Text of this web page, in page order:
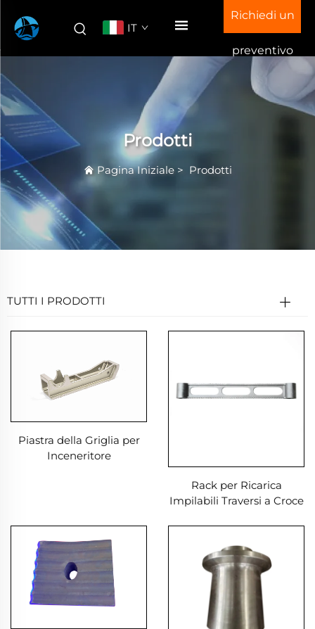
IT
Richiedi un
preventivo
Prodotti
Pagina Iniziale> Prodotti
TUTTI I PRODOTTI
Piastra della Griglia per
Inceneritore
Rack per Ricarica
Impilabili Traversi a Croce